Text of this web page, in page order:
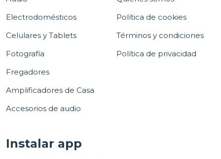
Electrodomésticos
Celulares y Tablets
Fotografía
Fregadores
Amplificadores de Casa
Accesorios de audio
Política de cookies
Términos y condiciones
Política de privacidad
Instalar app